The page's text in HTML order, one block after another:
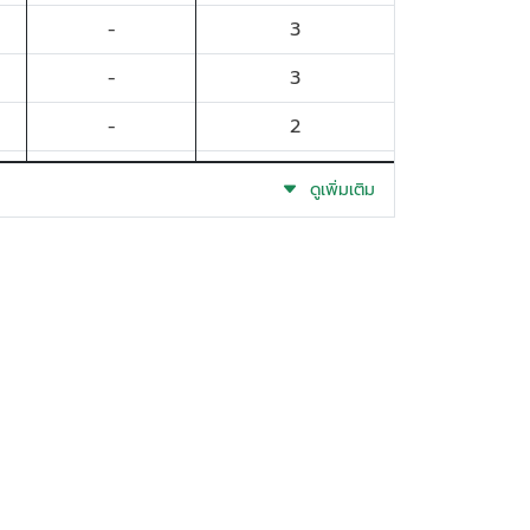
-
3
-
3
-
2
-
2
ดูเพิ่มเติม